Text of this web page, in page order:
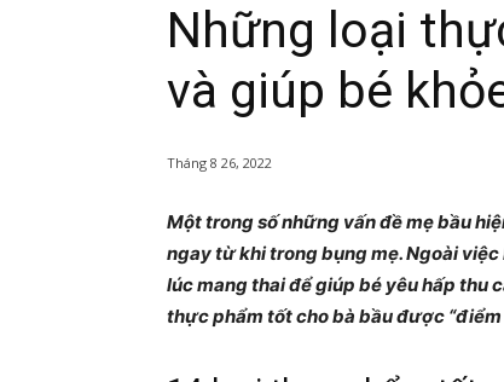
Những loại
và giúp bé
Tháng 8 26, 2022
Một trong số những vấn đề mẹ bầu
ngay từ khi trong bụng mẹ. Ngoài việc
lúc mang thai để giúp bé yêu hấp thu
thực phẩm tốt cho bà bầu được